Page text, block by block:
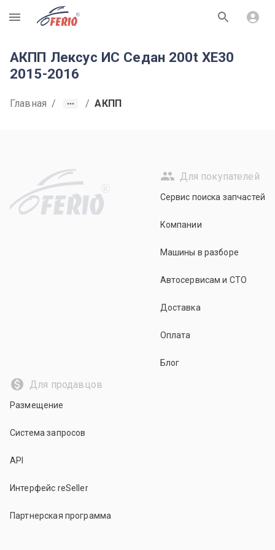
R
АКПП Лексус ИС Седан 200t XE30
2015-2016
Главная / / АКПП
R
Для покупателей
Сервис поиска запчастей
Компании
Машины в разборе
Автосервисам и СТО
Доставка
Оплата
Блог
Для продавцов
Размещение
Система запросов
API
Интерфейс reSeller
Партнерская программа